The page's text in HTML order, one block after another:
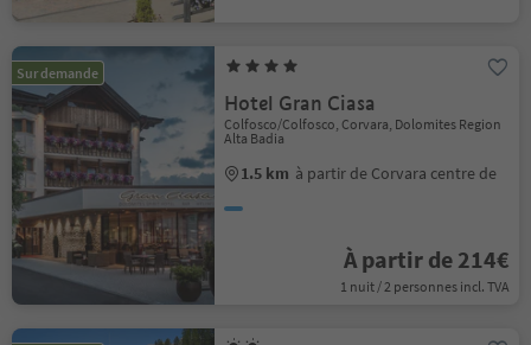
Sur demande
Hotel Gran Ciasa
Colfosco/Colfosco, Corvara, Dolomites Region
Alta Badia
1.5 km à partir de Corvara centre de
À partir de 214€
1 nuit / 2 personnes incl. TVA